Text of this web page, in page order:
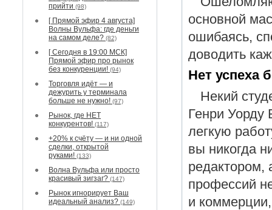
прийти (98)
[ Прямой эфир 4 августа]
Волны Вульфа: где деньги
на самом деле? (82)
[ Сегодня в 19:00 МСК]
Прямой эфир про рынок
без конкуренции! (94)
Торговля идёт — и
дежурить у терминала
больше не нужно! (97)
Рынок, где НЕТ
конкурентов! (117)
+20% к счёту — и ни одной
сделки, открытой
руками! (133)
Волна Вульфа или просто
красивый зигзаг? (147)
Рынок игнорирует Ваш
идеальный анализ? (149)
основной
ошибаясь,
доводить
Нет успеха
Некий
Генри Уорду
легкую
вы никогда
редактором,
профессий
и коммерции,